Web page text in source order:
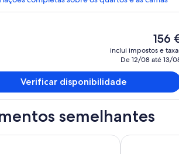
O
preço
atual
156
inclui impostos e
De 12/08 até 13/
Verificar disponibilidade
semelhantes
near beach & LAX—private entry,
MEU